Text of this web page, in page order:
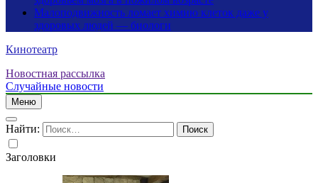
Малоподвижность ломает химию клеток даже у
здоровых людей — биологи
Кинотеатр
Новостная рассылка
Случайные новости
Меню
Найти:
Заголовки